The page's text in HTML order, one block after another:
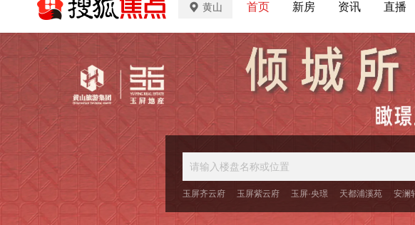
黄山 首页 新房 资讯 直播
玉屏齐云府 玉屏紫云府 玉屏·央璟 天都浦溪苑 安澜